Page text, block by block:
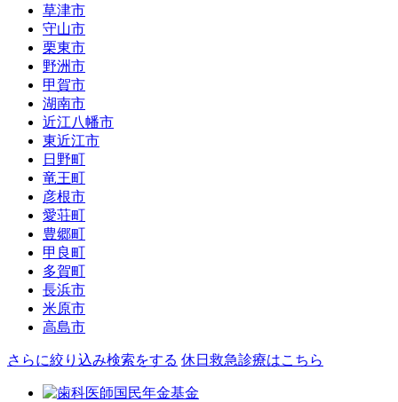
草津市
守山市
栗東市
野洲市
甲賀市
湖南市
近江八幡市
東近江市
日野町
竜王町
彦根市
愛荘町
豊郷町
甲良町
多賀町
長浜市
米原市
高島市
さらに絞り込み検索をする 休日救急診療はこちら